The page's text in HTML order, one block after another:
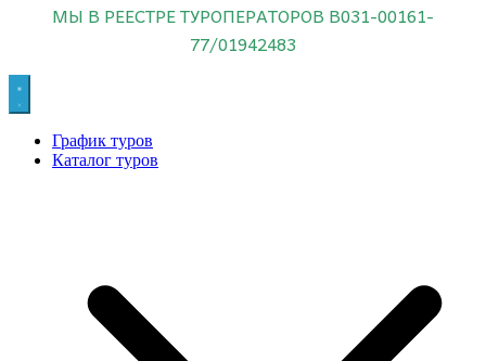
МЫ В РЕЕСТРЕ ТУРОПЕРАТОРОВ В031-00161-
77/01942483
График туров
Каталог туров